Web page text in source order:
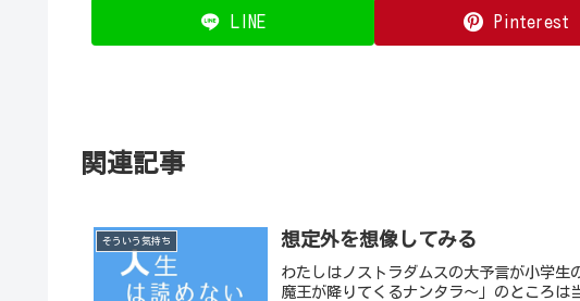
LINE Pinterest
関連記事
そういう気持ち 想定外を想像してみる
わたしはノストラダムスの大予言が小学生
魔王が降りてくるナンタラ〜」のところは